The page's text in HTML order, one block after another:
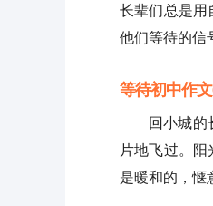
长辈们总是用
他们等待的信
等待初中作
回小城的
片地飞过。
是暖和的，惬